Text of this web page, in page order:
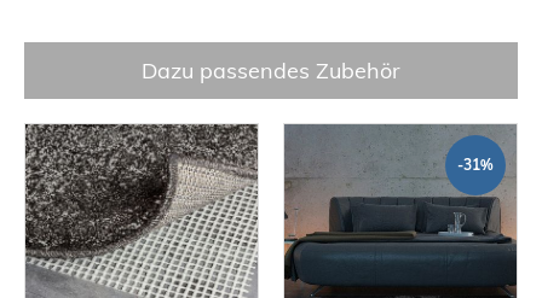
Dazu passendes Zubehör
-31%